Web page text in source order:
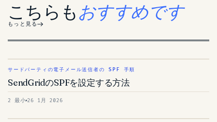
こちらもおすすめです
もっと見る
サードパーティの電子メール送信者の SPF 手順
SendGridのSPFを設定する方法
2 最小 26 1月 2026